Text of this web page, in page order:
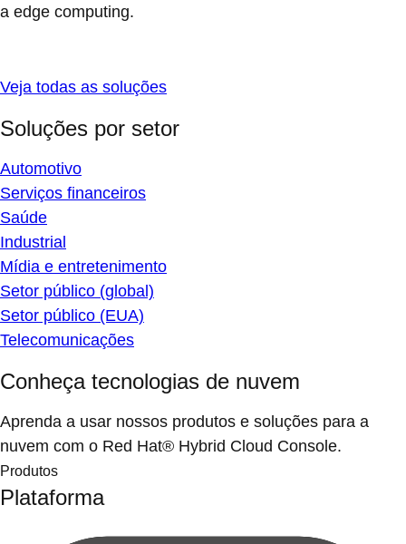
a edge computing.
Veja todas as soluções
Soluções por setor
Automotivo
Serviços financeiros
Saúde
Industrial
Mídia e entretenimento
Setor público (global)
Setor público (EUA)
Telecomunicações
Conheça tecnologias de nuvem
Aprenda a usar nossos produtos e soluções para a
nuvem com o Red Hat® Hybrid Cloud Console.
Produtos
Plataforma